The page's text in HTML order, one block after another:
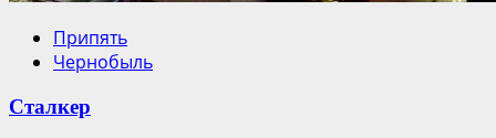
Припять
Чернобыль
Сталкер